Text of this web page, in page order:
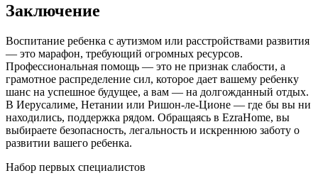
Заключение
Воспитание ребенка с аутизмом или расстройствами развития
— это марафон, требующий огромных ресурсов.
Профессиональная помощь — это не признак слабости, а
грамотное распределение сил, которое дает вашему ребенку
шанс на успешное будущее, а вам — на долгожданный отдых.
В Иерусалиме, Нетании или Ришон-ле-Ционе — где бы вы ни
находились, поддержка рядом. Обращаясь в EzraHome, вы
выбираете безопасность, легальность и искреннюю заботу о
развитии вашего ребенка.
Набор первых специалистов